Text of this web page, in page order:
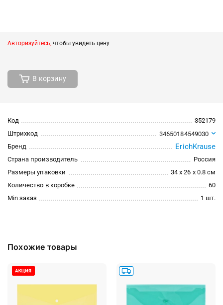
Авторизуйтесь, чтобы увидеть цену
В корзину
Код
352179
Штрихкод
34650184549030
Бренд
ErichKrause
Страна производитель
Россия
Размеры упаковки
34 x 26 x 0.8 см
Количество в коробке
60
Min заказ
1 шт.
Похожие товары